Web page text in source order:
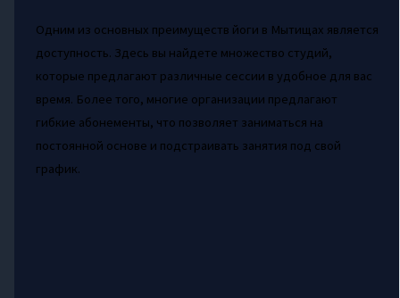
Одним из основных преимуществ йоги в Мытищах является
доступность. Здесь вы найдете множество студий,
которые предлагают различные сессии в удобное для вас
время. Более того, многие организации предлагают
гибкие абонементы, что позволяет заниматься на
постоянной основе и подстраивать занятия под свой
график.